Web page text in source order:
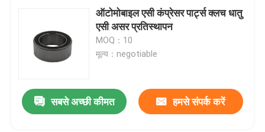
ऑटोमोबाइल एसी कंप्रेसर पार्ट्स क्लच धातु
एसी असर प्रतिस्थापन
MOQ：10
मूल्य：negotiable
सबसे अच्छी कीमत हमसे संपर्क करें